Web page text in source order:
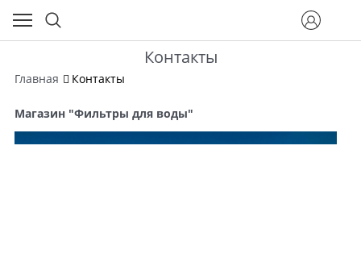
Контакты
Главная Контакты
Магазин "Фильтры для воды"